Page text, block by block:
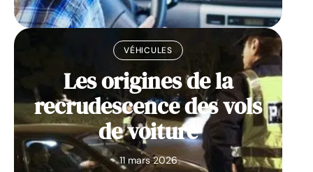
VÉHICULES
Les origines de la
recrudescence des vols
de voiture
11 mars 2026